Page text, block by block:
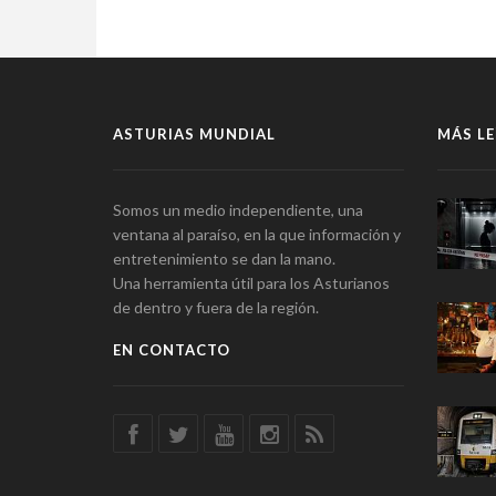
ASTURIAS MUNDIAL
Somos un medio independiente, una
ventana al paraíso, en la que información y
entretenimiento se dan la mano.
Una herramienta útil para los Asturianos
de dentro y fuera de la región.
EN CONTACTO
MÁS